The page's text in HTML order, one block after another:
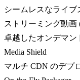
シームレスなライ
ストリーミング動画
卓越したオンデマン
Media Shield
マルチ CDN のデプ